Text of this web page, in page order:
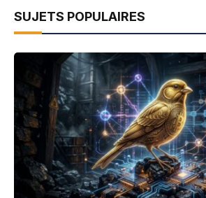
SUJETS POPULAIRES